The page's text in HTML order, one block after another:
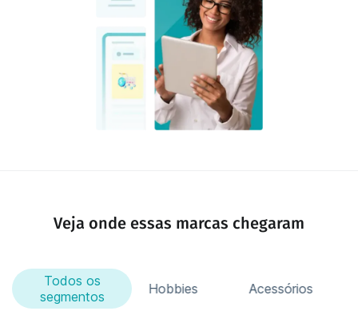
Veja onde essas marcas chegaram
Todos os
segmentos
Moda Hobbies Acessórios